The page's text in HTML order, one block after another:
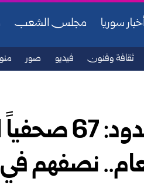
أخبار سوريا مجلس الشعب
ثقافة وفنون فيديو صور
مراسلون
نصفهم